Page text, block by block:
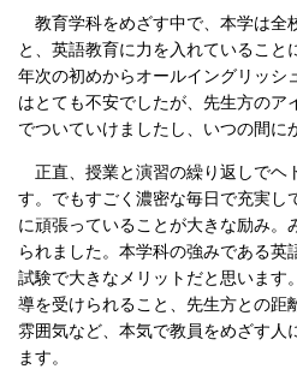
教育学科をめざす中で、本学は全
と、英語教育に力を入れていること
年次の初めからオールイングリッシ
はとても不安でしたが、先生方のア
でついていけましたし、いつの間に
正直、授業と演習の繰り返しでヘ
す。でもすごく濃密な毎日で充実し
に頑張っていることが大きな励み。
られました。本学科の強みである英
試験で大きなメリットだと思います
導を受けられること、先生方との距
雰囲気など、本気で教員をめざす人
ます。